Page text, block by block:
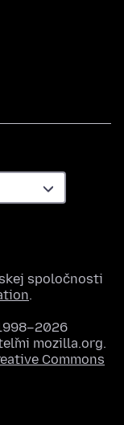
spoločnosti
.
mozilla.org.
Commons